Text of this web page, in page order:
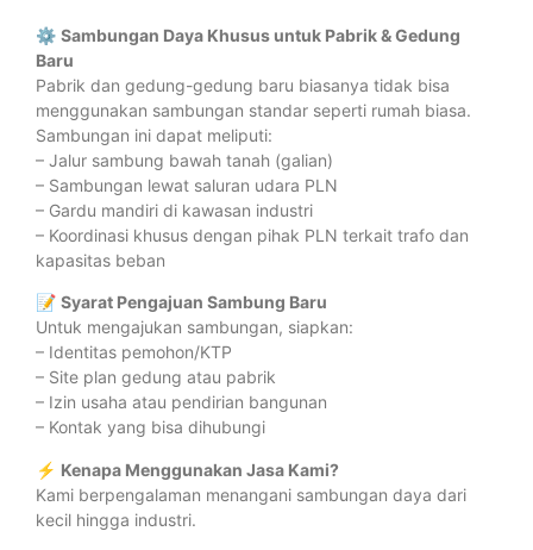
⚙️ Sambungan Daya Khusus untuk Pabrik & Gedung
Baru
Pabrik dan gedung-gedung baru biasanya tidak bisa
menggunakan sambungan standar seperti rumah biasa.
Sambungan ini dapat meliputi:
– Jalur sambung bawah tanah (galian)
– Sambungan lewat saluran udara PLN
– Gardu mandiri di kawasan industri
– Koordinasi khusus dengan pihak PLN terkait trafo dan
kapasitas beban
📝 Syarat Pengajuan Sambung Baru
Untuk mengajukan sambungan, siapkan:
– Identitas pemohon/KTP
– Site plan gedung atau pabrik
– Izin usaha atau pendirian bangunan
– Kontak yang bisa dihubungi
⚡ Kenapa Menggunakan Jasa Kami?
Kami berpengalaman menangani sambungan daya dari
kecil hingga industri.